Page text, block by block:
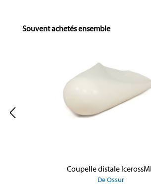
Skip product gallery
Souvent achetés ensemble
Coupelle distale
De Ossur